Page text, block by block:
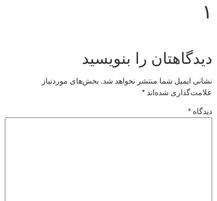
۱
دیدگاهتان را بنویسید
نشانی ایمیل شما منتشر نخواهد شد. بخش‌های موردنیاز
علامت‌گذاری شده‌اند *
دیدگاه *